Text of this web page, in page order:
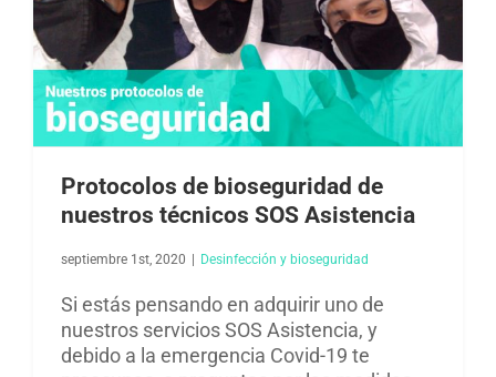
Protocolos de bioseguridad de
nuestros técnicos SOS Asistencia
septiembre 1st, 2020 Desinfección y bioseguridad​
Si estás pensando en adquirir uno de
nuestros servicios SOS Asistencia, y
debido a la emergencia Covid-19 te